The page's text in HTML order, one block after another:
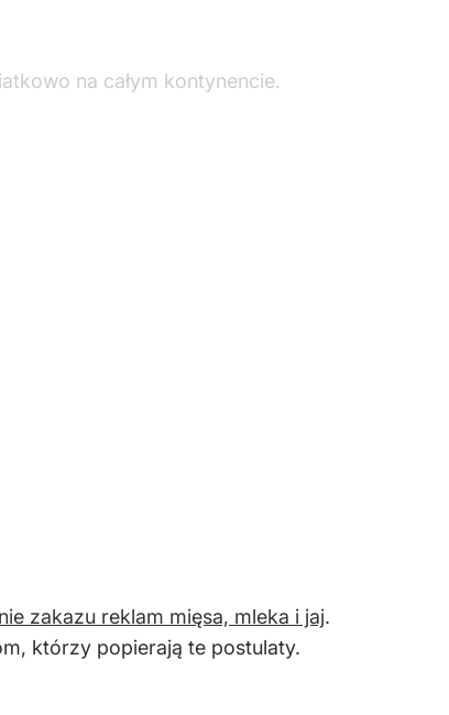
na całym kontynencie.
zakazu reklam mięsa, mleka i jaj.
którzy popierają te postulaty.